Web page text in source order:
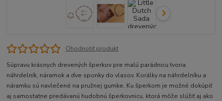
Ohodnotiť produkt
Súpravu krásnych drevených šperkov pre malú parádnicu tvoria
náhrdelník, náramok a dve sponky do vlasov. Korálky na náhrdelníku a
náramku sú navlečené na pružnej gumke. Ku šperkom je možné dokúpiť
aj samostatne predávanú hudobnú šperkovnicu, ktorá môže slúžiť aj ako